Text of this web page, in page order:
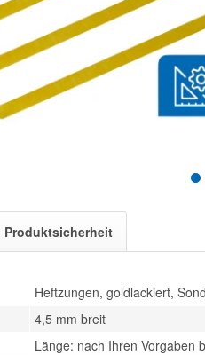
Produktsicherheit
Heftzungen, goldlackiert,
4,5 mm breit
Länge: nach Ihren Vorgaben